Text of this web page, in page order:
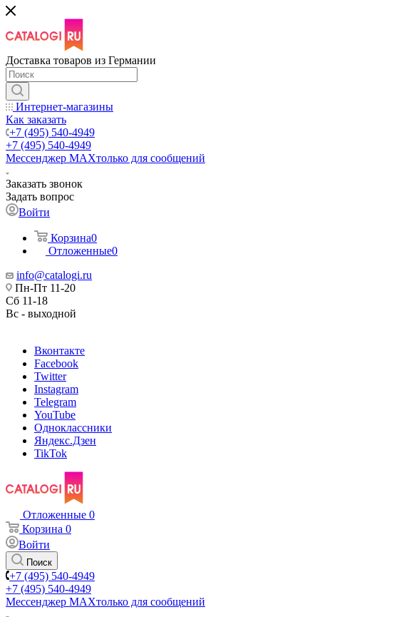
Доставка товаров из Германии
Интернет-магазины
Как заказать
+7 (495) 540-4949
+7 (495) 540-4949
Мессенджер МАХтолько для сообщений
Заказать звонок
Задать вопрос
Войти
Корзина0
Отложенные0
info@catalogi.ru
Пн-Пт 11-20
Сб 11-18
Вс - выходной
Вконтакте
Facebook
Twitter
Instagram
Telegram
YouTube
Одноклассники
Яндекс.Дзен
TikTok
Отложенные 0
Корзина 0
Войти
Поиск
+7 (495) 540-4949
+7 (495) 540-4949
Мессенджер МАХтолько для сообщений